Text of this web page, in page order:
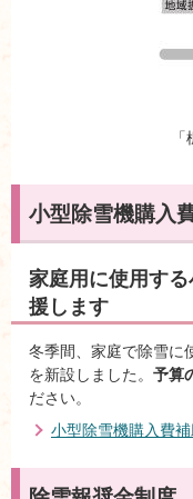
小型除雪機購入
家庭用に使用す
援します
冬季間、家庭で除雪に
を新設しました。 予算
ださい。
小型除雪機購入費